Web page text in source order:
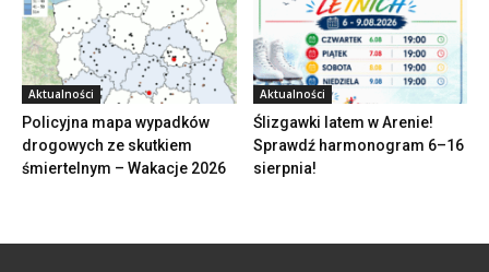
Aktualności
Policyjna mapa wypadków
drogowych ze skutkiem
śmiertelnym – Wakacje 2026
Aktualności
Ślizgawki latem w Arenie!
Sprawdź harmonogram 6–16
sierpnia!